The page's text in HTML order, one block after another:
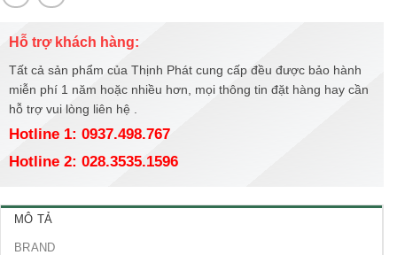
Hỗ trợ khách hàng:
Tất cả sản phẩm của Thịnh Phát cung cấp đều được bảo hành
miễn phí 1 năm hoặc nhiều hơn, mọi thông tin đặt hàng hay cần
hỗ trợ vui lòng liên hệ .
Hotline 1: 0937.498.767
Hotline 2: 028.3535.1596
MÔ TẢ
BRAND